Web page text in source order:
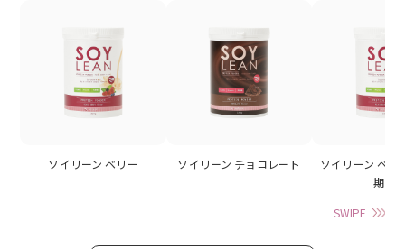
ソイリーン ベリー ソイリーン チョコレート
ソイリーン ベリ
期】
SWIPE